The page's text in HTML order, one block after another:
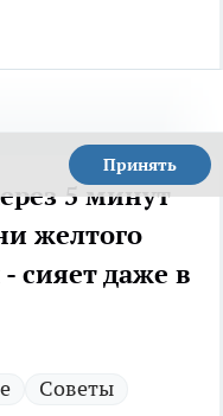
Принять
5 минут
желтого
сияет даже в
Советы